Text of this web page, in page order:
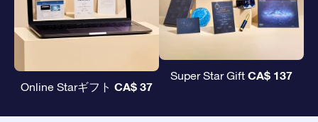
Online Starギフト CA$ 37
Super Star Gift CA$ 137